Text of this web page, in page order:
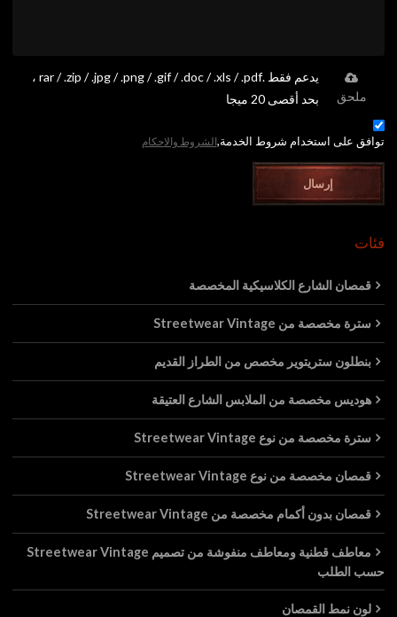
يدعم فقط .rar / .zip / .jpg / .png / .gif / .doc / .xls / .pdf ،
بحد أقصى 20 ميجا
ملحق
توافق على استخدام شروط الخدمة,الشروط والاحكام
إرسال
فئات
قمصان الشارع الكلاسيكية المخصصة
سترة مخصصة من Streetwear Vintage
بنطلون ستريتوير مخصص من الطراز القديم
هوديس مخصصة من الملابس الشارع العتيقة
سترة مخصصة من نوع Streetwear Vintage
قمصان مخصصة من نوع Streetwear Vintage
قمصان بدون أكمام مخصصة من Streetwear Vintage
معاطف قطنية ومعاطف منفوشة من تصميم Streetwear Vintage
حسب الطلب
لون نمط القمصان